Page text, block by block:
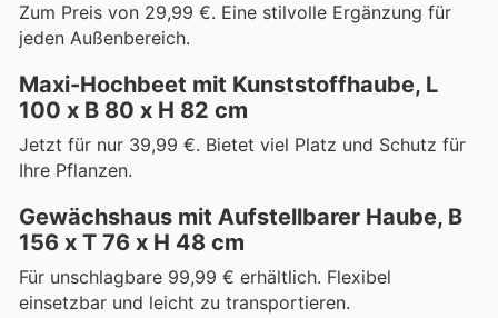
Zum Preis von 29,99 €. Eine stilvolle Ergänzung für
jeden Außenbereich.
Maxi-Hochbeet mit Kunststoffhaube, L
100 x B 80 x H 82 cm
Jetzt für nur 39,99 €. Bietet viel Platz und Schutz für
Ihre Pflanzen.
Gewächshaus mit Aufstellbarer Haube, B
156 x T 76 x H 48 cm
Für unschlagbare 99,99 € erhältlich. Flexibel
einsetzbar und leicht zu transportieren.